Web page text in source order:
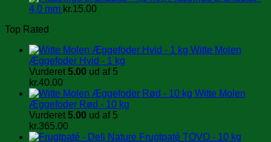
4,0 mm kr.15.00
Top Rated
Witte Molen
Æggefoder Hvid - 1 kg
Vurderet 5.00 ud af 5
kr.40.00
Witte Molen
Æggefoder Rød - 10 kg
Vurderet 5.00 ud af 5
kr.365.00